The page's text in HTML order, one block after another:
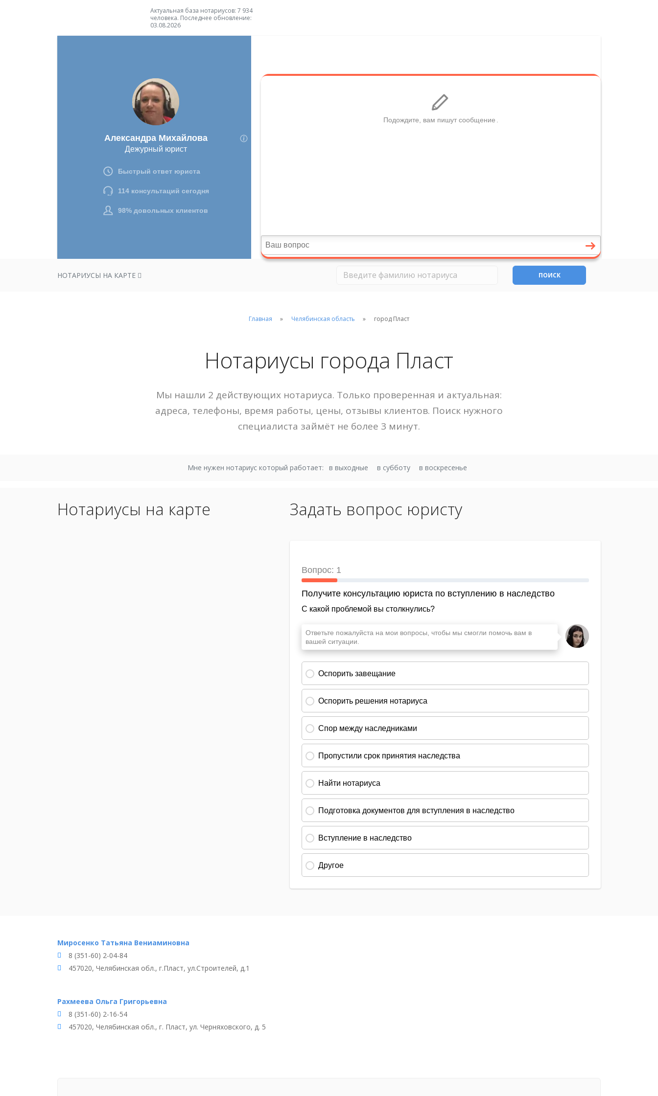
Актуальная база нотариусов: 7 934
человека. Последнее обновление:
03.08.2026
НОТАРИУСЫ НА КАРТЕ ПОИСК
Главная Челябинская область город Пласт
Нотариусы города Пласт
Мы нашли 2 действующих нотариуса. Только проверенная и актуальная:
адреса, телефоны, время работы, цены, отзывы клиентов. Поиск нужного
специалиста займёт не более 3 минут.
Мне нужен нотариус который работает: в выходные в субботу в воскресенье
Нотариусы на карте Задать вопрос юристу
Миросенко Татьяна Вениаминовна
8 (351-60) 2-04-84
457020, Челябинская обл., г.Пласт, ул.Строителей, д.1
Рахмеева Ольга Григорьевна
8 (351-60) 2-16-54
457020, Челябинская обл., г. Пласт, ул. Черняховского, д. 5